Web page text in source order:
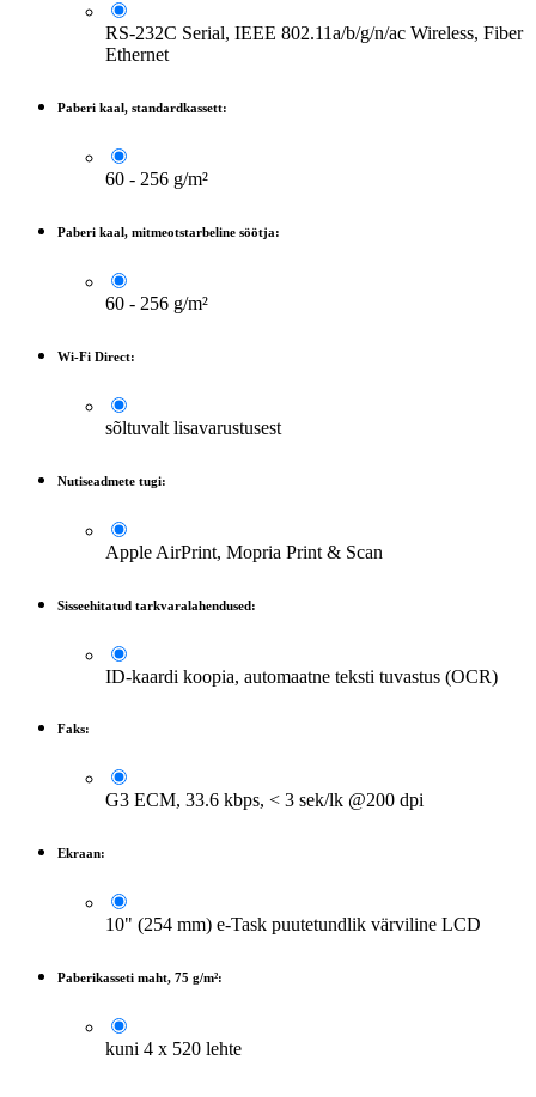
RS-232C Serial, IEEE 802.11a/b/g/n/ac Wireless, Fiber
Ethernet
Paberi kaal, standardkassett:
60 - 256 g/m²
Paberi kaal, mitmeotstarbeline söötja:
60 - 256 g/m²
Wi-Fi Direct:
sõltuvalt lisavarustusest
Nutiseadmete tugi:
Apple AirPrint, Mopria Print & Scan
Sisseehitatud tarkvaralahendused:
ID-kaardi koopia, automaatne teksti tuvastus (OCR)
Faks:
G3 ECM, 33.6 kbps, < 3 sek/lk @200 dpi
Ekraan:
10" (254 mm) e-Task puutetundlik värviline LCD
Paberikasseti maht, 75 g/m²:
kuni 4 x 520 lehte